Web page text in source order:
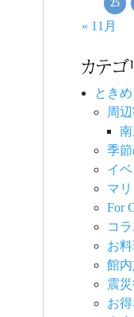
25
« 11月
カテゴ
とき
周
季
イベ
マ
For
コ
お
館
震
お